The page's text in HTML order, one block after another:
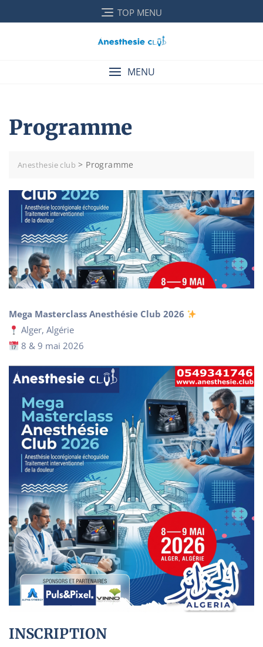
to
TOP MENU
MENU
Programme
Anesthesie club > Programme
Mega Masterclass Anesthésie Club 2026
Alger, Algérie
8 & 9 mai 2026
INSCRIPTION